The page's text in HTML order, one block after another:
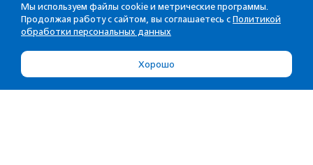
Мы используем файлы cookie и метрические программы.
Продолжая работу с сайтом, вы соглашаетесь с Политикой
обработки персональных данных
Хорошо